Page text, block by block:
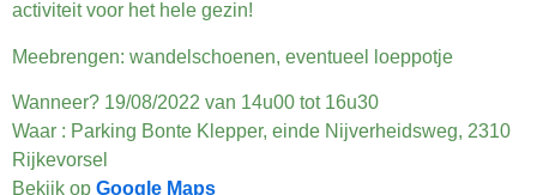
activiteit voor het hele gezin!
Meebrengen: wandelschoenen, eventueel loeppotje
Wanneer? 19/08/2022 van 14u00 tot 16u30
Waar : Parking Bonte Klepper, einde Nijverheidsweg, 2310
Rijkevorsel
Bekijk op Google Maps